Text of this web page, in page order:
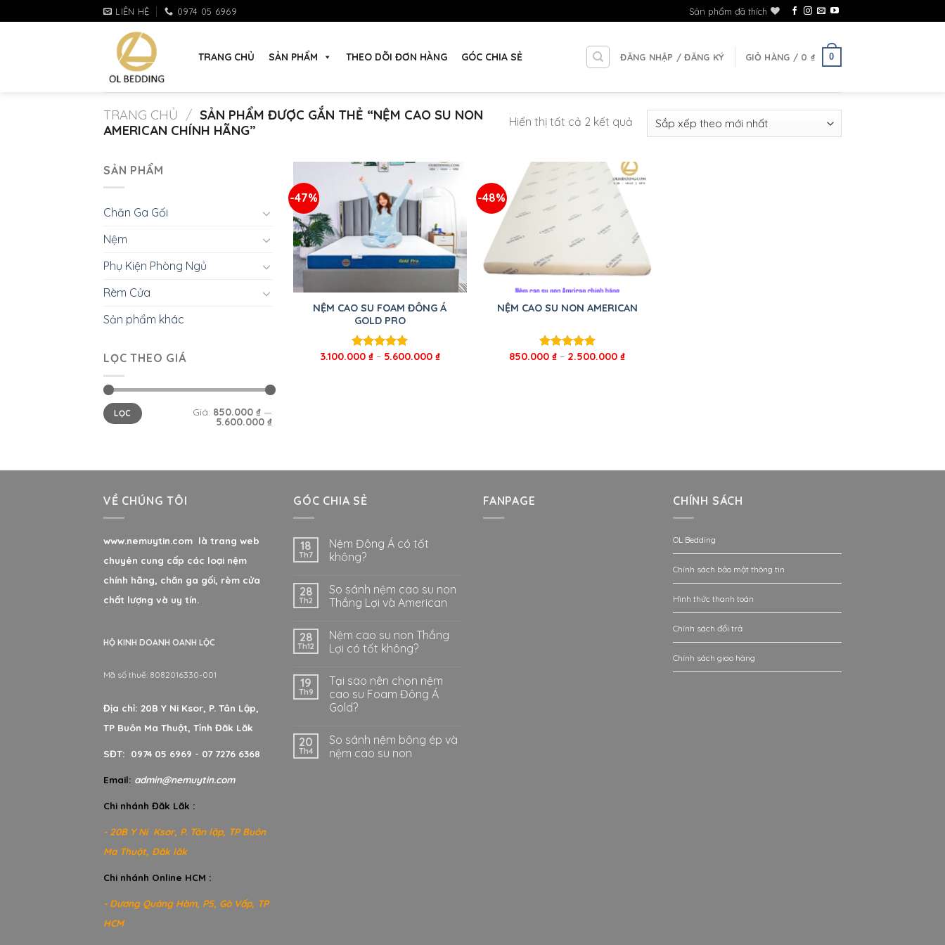
to
LIÊN HỆ 0974 05 6969 Sản phẩm đã thích
TRANG CHỦ SẢN PHẨM THEO DÕI ĐƠN HÀNG GÓC CHIA SẺ ĐĂNG NHẬP / ĐĂNG KÝ GIỎ HÀNG / 0 ₫ 0
TRANG CHỦ / SẢN PHẨM ĐƯỢC GẮN THẺ “NỆM CAO SU NON
AMERICAN CHÍNH HÃNG”
Hiển thị tất cả 2 kết quả
SẢN PHẨM
Chăn Ga Gối
Nệm
Phụ Kiện Phòng Ngủ
Rèm Cửa
Sản phẩm khác
LỌC THEO GIÁ
LỌC Giá: 850.000 ₫ —
5.600.000 ₫
-47%
sản
phẩm
yêu
thích
NỆM CAO SU FOAM ĐÔNG Á
GOLD PRO
Được xếp
3.100.000 ₫– 5.600.000 ₫
-48%
Thêm
vào
sản
phẩm
NỆM CAO SU NON AMERICAN
Được xếp
850.000₫ – 2.500.000₫
VỀ CHÚNG TÔI
www.nemuytin.com là trang web
chuyên cung cấp các loại nệm
chính hãng, chăn ga gối, rèm cửa
chất lượng và uy tín.
HỘ KINH DOANH OANH LỘC
Mã số thuế: 8082016330-001
Địa chỉ: 20B Y Ni Ksor, P. Tân Lập,
TP Buôn Ma Thuột, Tỉnh Đăk Lăk
SĐT: 0974 05 6969 - 07 7276 6368
Email: admin@nemuytin.com
Chi nhánh Đăk Lăk :
- 20B Y Ni Ksor, P. Tân lập, TP Buôn
Ma Thuột, Đăk lăk
Chi nhánh Online HCM :
- Dương Quảng Hàm, P5, Gò Vấp, TP
HCM
GÓC CHIA SẺ
18
Th7
Nệm Đông Á có tốt
không?
28
Th2
So sánh nệm cao su non
Thắng Lợi và American
28
Th12
Nệm cao su non Thắng
Lợi có tốt không?
19
Th9
Tại sao nên chọn nệm
cao su Foam Đông Á
Gold?
20
Th4
So sánh nệm bông ép và
nệm cao su non
FANPAGE CHÍNH SÁCH
OL Bedding
Chính sách bảo mật thông tin
Hình thức thanh toán
Chính sách đổi trả
Chính sách giao hàng